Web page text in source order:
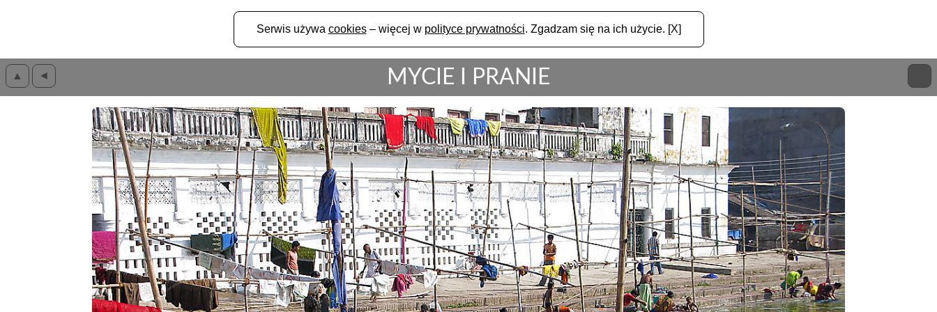
Serwis używa cookies– więcej w polityce prywatności. Zgadzam się na ich użycie. [X]
▲ ◄ MYCIE I PRANIE